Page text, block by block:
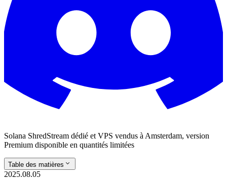
Solana ShredStream dédié et VPS vendus à Amsterdam, version
Premium disponible en quantités limitées
Table des matières
2025.08.05